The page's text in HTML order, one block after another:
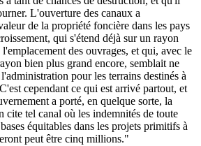
L'ouverture des canaux a
de la propriété foncière dans les pays
qui s'étend déjà sur un rayon
des ouvrages, et qui, avec le
bien plus grand encore, semblait ne
pour les terrains destinés à
cependant ce qui est arrivé partout, et
a porté, en quelque sorte, la
cite tel canal où les indemnités de toute
équitables dans les projets primitifs à
peut être cinq millions."